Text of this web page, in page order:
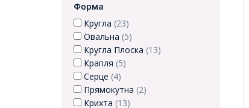
Форма
Кругла (23)
Овальна (5)
Кругла Плоска (13)
Крапля (5)
Серце (4)
Прямокутна (2)
Крихта (13)